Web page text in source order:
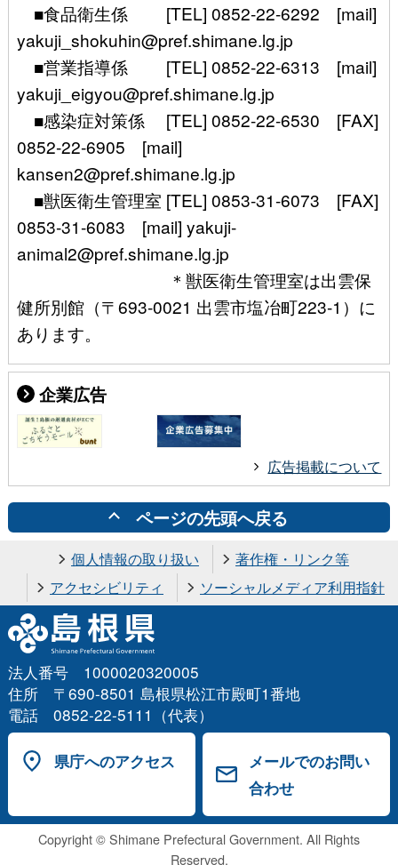
■食品衛生係 [TEL] 0852-22-6292 [mail]
yakuji_shokuhin@pref.shimane.lg.jp
■営業指導係 [TEL] 0852-22-6313 [mail]
yakuji_eigyou@pref.shimane.lg.jp
■感染症対策係 [TEL] 0852-22-6530 [FAX]
0852-22-6905 [mail]
kansen2@pref.shimane.lg.jp
■獣医衛生管理室 [TEL] 0853-31-6073 [FAX]
0853-31-6083 [mail] yakuji-
animal2@pref.shimane.lg.jp
＊獣医衛生管理室は出雲保
健所別館（〒693-0021 出雲市塩冶町223-1）に
あります。
企業広告
広告掲載について
ページの先頭へ戻る
個人情報の取り扱い
著作権・リンク等
アクセシビリティ
ソーシャルメディア利用指針
法人番号 1000020320005
住所 〒690-8501 島根県松江市殿町1番地
電話 0852-22-5111（代表）
県庁へのアクセス
メールでのお問い
合わせ
Copyright © Shimane Prefectural Government. All Rights
Reserved.